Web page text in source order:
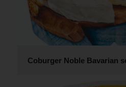
Coburger Noble Bavarian